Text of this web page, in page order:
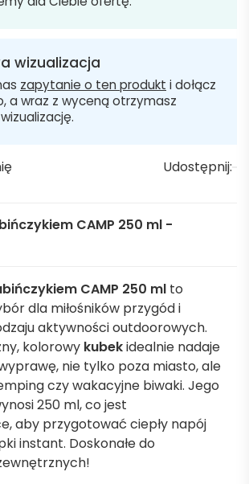
wizualizacja
zapytanie o ten produkt i dołącz
a wraz z wyceną otrzymasz
Udostępnij:
CAMP 250 ml -
CAMP 250 ml to
dla miłośników przygód i
aktywności outdoorowych.
kolorowy kubekidealnie nadaje
nie tylko poza miasto, ale
czy wakacyjne biwaki. Jego
250 ml, co jest
aby przygotować ciepły napój
instant. Doskonałe do